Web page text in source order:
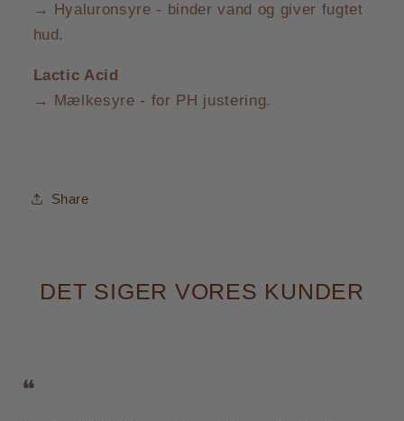
→ Hyaluronsyre - binder vand og giver fugtet
hud.
Lactic Acid
→ Mælkesyre - for PH justering.
Share
DET SIGER VORES KUNDER